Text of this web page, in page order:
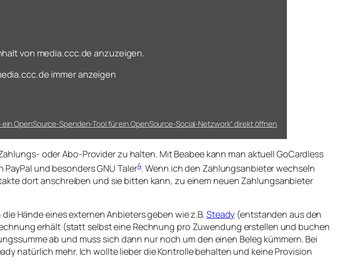
von media.ccc.de anzuzeigen.
immer anzeigen
ein OpenSource-Spenden-Tool für ein OpenSource-Social-Netzwork“ direkt öffnen
oder Abo-Provider zu halten. Mit Beabee kann man aktuell GoCardless
und besonders GNU Taler4. Wenn ich den Zahlungsanbieter wechseln
dort anschreiben und sie bitten kann, zu einem neuen Zahlungsanbieter
Hände eines externen Anbieters geben wie z.B. Steady (entstanden aus den
erhält (statt selbst eine Rechnung pro Zuwendung erstellen und buchen
ab und muss sich dann nur noch um den einen Beleg kümmern. Bei
natürlich mehr. Ich wollte lieber die Kontrolle behalten und keine Provision